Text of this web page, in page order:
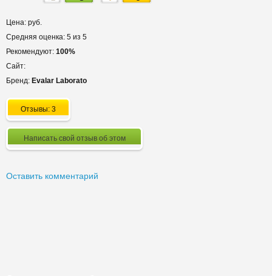
Цена: руб.
Средняя оценка: 5 из 5
Рекомендуют: 100%
Сайт:
Бренд: Evalar Laborato
Отзывы: 3
Написать свой отзыв об этом
Оставить комментарий